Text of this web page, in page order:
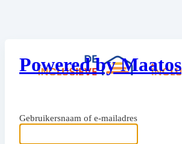
Powered by Maatos
Gebruikersnaam of e-mailadres